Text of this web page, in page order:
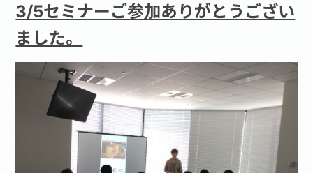
3/5セミナーご参加ありがとうござい
ました。